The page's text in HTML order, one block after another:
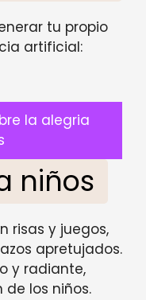
tu propio
artificial:
la alegria
niños
risas y juegos,
apretujados.
y radiante,
los niños.